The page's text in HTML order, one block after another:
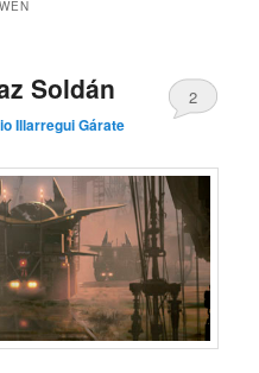
Soldán
Illarregui Gárate
2